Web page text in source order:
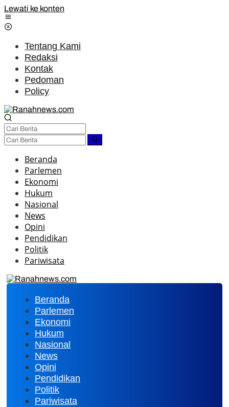
Lewati ke konten
Tentang Kami
Redaksi
Kontak
Pedoman
Policy
Beranda
Parlemen
Ekonomi
Hukum
Nasional
News
Opini
Pendidikan
Politik
Pariwisata
Beranda
Parlemen
Ekonomi
Hukum
Nasional
News
Opini
Pendidikan
Politik
Pariwisata